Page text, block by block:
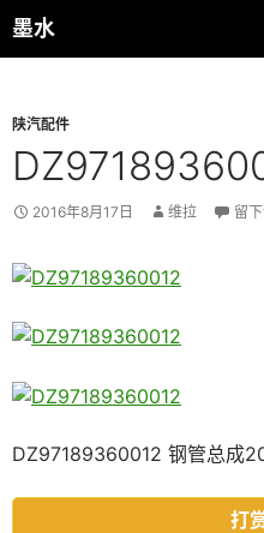
跳
至
墨水
搜
索
陕汽配件
2016年8月17日 维拉 留
DZ97189360012 钢管总成
打